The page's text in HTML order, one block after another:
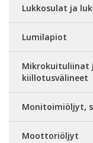
Lukkosulat ja
Lumilapiot
Mikrokuituliinat
kiillotusvälineet
Monitoimiöljyt,
Moottoriöljyt